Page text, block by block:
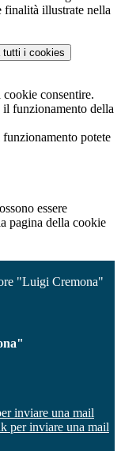
finalità illustrate nella
tutti i cookies
cookie consentire.
il funzionamento della
potete
essere
pagina della cookie
"Luigi Cremona"
inviare una mail
per inviare una mail